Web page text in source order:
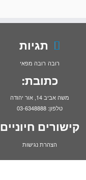
תגיות
רובה רובה מפאי
כתובת:
משה אביב 14, אור יהודה
טלפון: 03-6348888
קישורים חיוניים
הצהרת נגישות